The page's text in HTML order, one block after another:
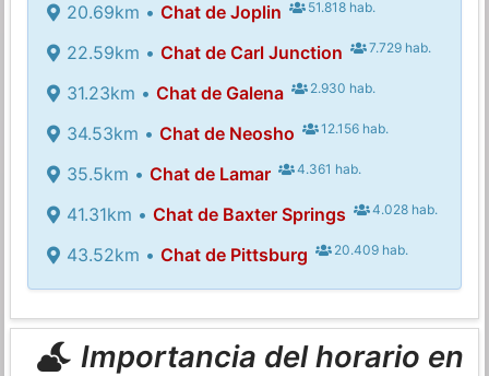
20.69km • Chat de Joplin 51.818 hab.
22.59km • Chat de Carl Junction 7.729 hab.
31.23km • Chat de Galena 2.930 hab.
34.53km • Chat de Neosho 12.156 hab.
35.5km • Chat de Lamar 4.361 hab.
41.31km • Chat de Baxter Springs 4.028 hab.
43.52km • Chat de Pittsburg 20.409 hab.
Importancia del horario en